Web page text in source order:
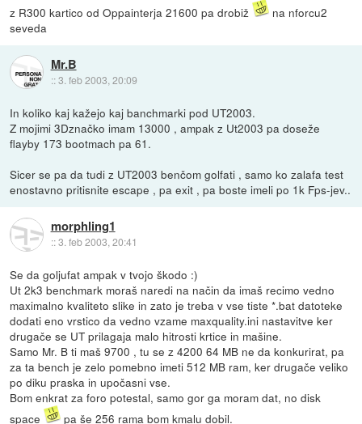
z R300 kartico od Oppainterja 21600 pa drobiž
na nforcu2
seveda
Mr.B
::3. feb 2003, 20:09
In koliko kaj kažejo kaj banchmarki pod UT2003.
Z mojimi 3Dznačko imam 13000 , ampak z Ut2003 pa doseže
flayby 173 bootmach pa 61.
Sicer se pa da tudi z UT2003 benčom golfati , samo ko zalafa test
enostavno pritisnite escape , pa exit , pa boste imeli po 1k Fps-jev..
morphling1
::3. feb 2003, 20:41
Se da goljufat ampak v tvojo škodo :)
Ut 2k3 benchmark moraš naredi na način da imaš recimo vedno
maximalno kvaliteto slike in zato je treba v vse tiste *.bat datoteke
dodati eno vrstico da vedno vzame maxquality.ini nastavitve ker
drugače se UT prilagaja malo hitrosti krtice in mašine.
Samo Mr. B ti maš 9700 , tu se z 4200 64 MB ne da konkurirat, pa
za ta bench je zelo pomebno imeti 512 MB ram, ker drugače veliko
po diku praska in upočasni vse.
Bom enkrat za foro potestal, samo gor ga moram dat, no disk
space
pa še 256 rama bom kmalu dobil.